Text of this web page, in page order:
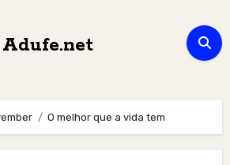
Adufe.net
O melhor que a vida tem